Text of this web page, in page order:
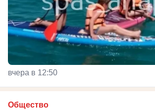
вчера в 12:50
Общество